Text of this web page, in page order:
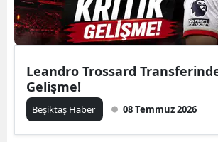
Leandro Trossard
Gelişme!
Beşiktaş Haber 08 Temmuz 2026